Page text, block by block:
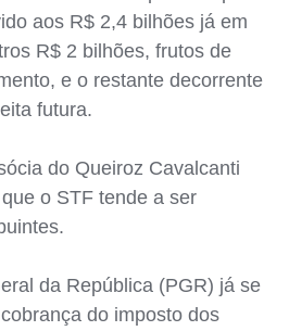
aos R$ 2,4 bilhões já em
R$ 2 bilhões, frutos de
e o restante decorrente
futura.
do Queiroz Cavalcanti
o STF tende a ser
da República (PGR) já se
do imposto dos